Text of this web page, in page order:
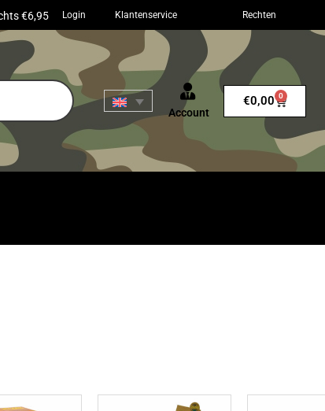
€6,95 Login Klantenservice Rechten
Account
€0,00 0